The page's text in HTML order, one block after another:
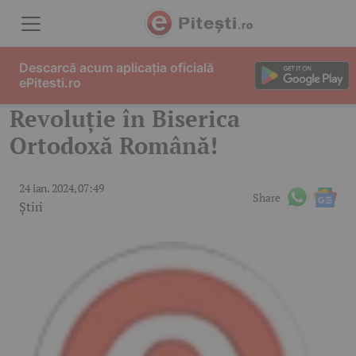
Revoluție în Biserica
Ortodoxă Română!
24 ian. 2024, 07:49
Știri
Share
Descarcă acum aplicația oficială
ePitesti.ro